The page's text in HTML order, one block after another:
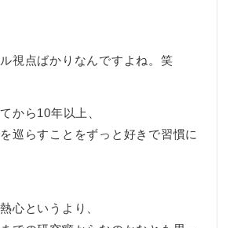
視点ばかりなんですよね。笑
から10年以上、
巡らすことをずっと好きで習慣に
心というより、